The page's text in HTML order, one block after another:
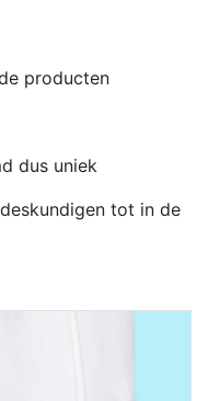
producten
dus uniek
tot in de